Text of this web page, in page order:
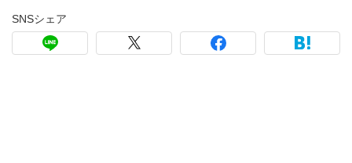
SNSシェア